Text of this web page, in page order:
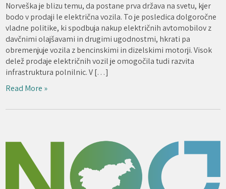
Norveška je blizu temu, da postane prva država na svetu, kjer
bodo v prodaji le električna vozila. To je posledica dolgoročne
vladne politike, ki spodbuja nakup električnih avtomobilov z
davčnimi olajšavami in drugimi ugodnostmi, hkrati pa
obremenjuje vozila z bencinskimi in dizelskimi motorji. Visok
delež prodaje električnih vozil je omogočila tudi razvita
infrastruktura polnilnic. V […]
Read More »